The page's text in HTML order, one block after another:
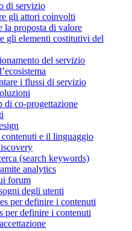
di servizio
gli attori coinvolti
la proposta di valore
gli elementi costitutivi del
del servizio
i flussi di servizio
di co-progettazione
e il linguaggio
(search keywords)
analytics
forum
degli utenti
per definire i contenuti
per definire i contenuti